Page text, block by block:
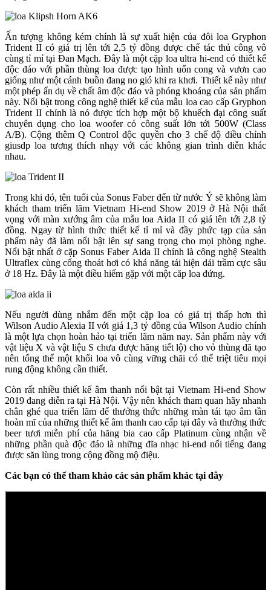
Ấn tượng không kém chính là sự xuất hiện của đôi loa Gryphon
Trident II có giá trị lên tới 2,5 tỷ đồng được chế tác thủ công vô
cùng tỉ mỉ tại Đan Mạch. Đây là một cặp loa ultra hi-end có thiết kế
độc đáo với phần thùng loa được tạo hình uốn cong và vươn cao
giống như một cánh buồn đang no gió khi ra khơi. Thiết kế này như
một phép ẩn dụ về chất âm độc đáo và phóng khoáng của sản phẩm
này. Nổi bật trong công nghệ thiết kế của mẫu loa cao cấp Gryphon
Trident II chính là nó được tích hợp một bộ khuếch đại công suất
chuyên dụng cho loa woofer có công suất lớn tới 500W (Class
A/B). Cộng thêm Q Control độc quyền cho 3 chế độ điều chỉnh
giusdp loa tương thích nhạy với các không gian trình diễn khác
nhau.
Trong khi đó, tên tuổi của Sonus Faber đến từ nước Ý sẽ không làm
khách tham triển lãm Vietnam Hi-end Show 2019 ở Hà Nội thất
vọng với màn xướng âm của mẫu loa Aida II có giá lên tới 2,8 tỷ
đồng. Ngay từ hình thức thiết kế tỉ mỉ và đầy phức tạp của sản
phẩm này đã làm nổi bật lên sự sang trọng cho mọi phòng nghe.
Nổi bật nhất ở cặp Sonus Faber Aida II chính là công nghệ Stealth
Ultraflex cùng cổng thoát hơi có khả năng tái hiện dải trầm cực sâu
ở 18 Hz. Đây là một điều hiếm gặp với một căp loa đứng.
Nếu người dùng nhắm đến một cặp loa có giá trị thấp hơn thì
Wilson Audio Alexia II với giá 1,3 tỷ đồng của Wilson Audio chính
là một lựa chọn hoàn hảo tại triển lãm năm nay. Sản phẩm này với
vật liệu X và vật liệu S chưa được hãng tiết lộ) cho vỏ thùng đã tạo
nên tổng thể một khối loa vô cùng vững chãi có thể triệt tiêu mọi
rung động không cần thiết.
Còn rất nhiều thiết kế âm thanh nổi bật tại Vietnam Hi-end Show
2019 đang diễn ra tại Hà Nội. Vậy nên khách tham quan hãy nhanh
chân ghé qua triển lãm để thưởng thức những màn tái tạo âm tần
hoàn mĩ của những thiết kế âm thanh cao cấp tại đây và thưởng thức
beer tươi miễn phí của hãng bia cao cấp Platinum cùng nhận về
những phần quà độc đáo là những đĩa nhạc hi-end nổi tiếng đang
được săn lùng trong cộng đồng mộ điệu.
Các bạn có thể tham khảo các sản phẩm khác tại đây